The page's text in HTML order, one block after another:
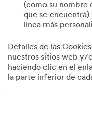
(como su nombre
que se
línea más
Detalles de las
nuestros sitios web y/
haciendo clic en el
la parte inferior de